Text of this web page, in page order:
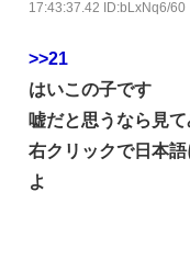
17:43:37.42 ID:bLxNq6/60
>>21
はいこの子です
嘘だと思うなら見て
右クリックで日本
よ